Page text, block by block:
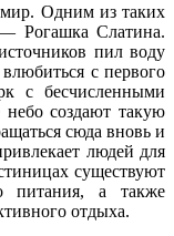
Одним из таких
— Рогашка Слатина.
пил воду
с первого
с бесчисленными
создают такую
сюда вновь и
людей для
существуют
питания, а также
отдыха.